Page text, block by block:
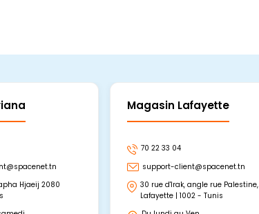
Hjaeij 2080
Magasin Lafayette
70 22 33 04
support-client@spacenet.tn
30 rue d'Irak, angle rue Palestine,
Lafayette | 1002 - Tunis